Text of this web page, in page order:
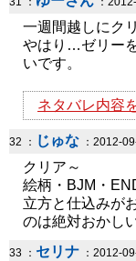
一週間越しにク
やはり…ゼリー
いです。
ネタバレ内容
32 ： じゅな ：2012-
クリア～
絵柄・BJM・
立方と仕込みが
のは絶対おかし
33 ： セリナ ：2012-